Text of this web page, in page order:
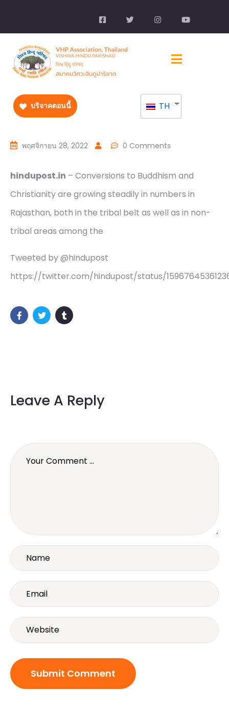
บริจาคตอนนี้ TH
พฤศจิกายน 28, 2022 0 Comments
hindupost.in – Conversions to Buddhism and
Christianity are growing steadily in numbers in
Rajasthan, both in the tribal belt as well as in non-
tribal areas among the
Tweeted by @hindupost
https://twitter.com/hindupost/status/
Leave A Reply